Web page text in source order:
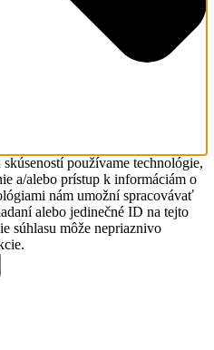
používame technológie,
a/alebo prístup k informáciám o
nám umožní spracovávať
alebo jedinečné ID na tejto
súhlasu môže nepriaznivo